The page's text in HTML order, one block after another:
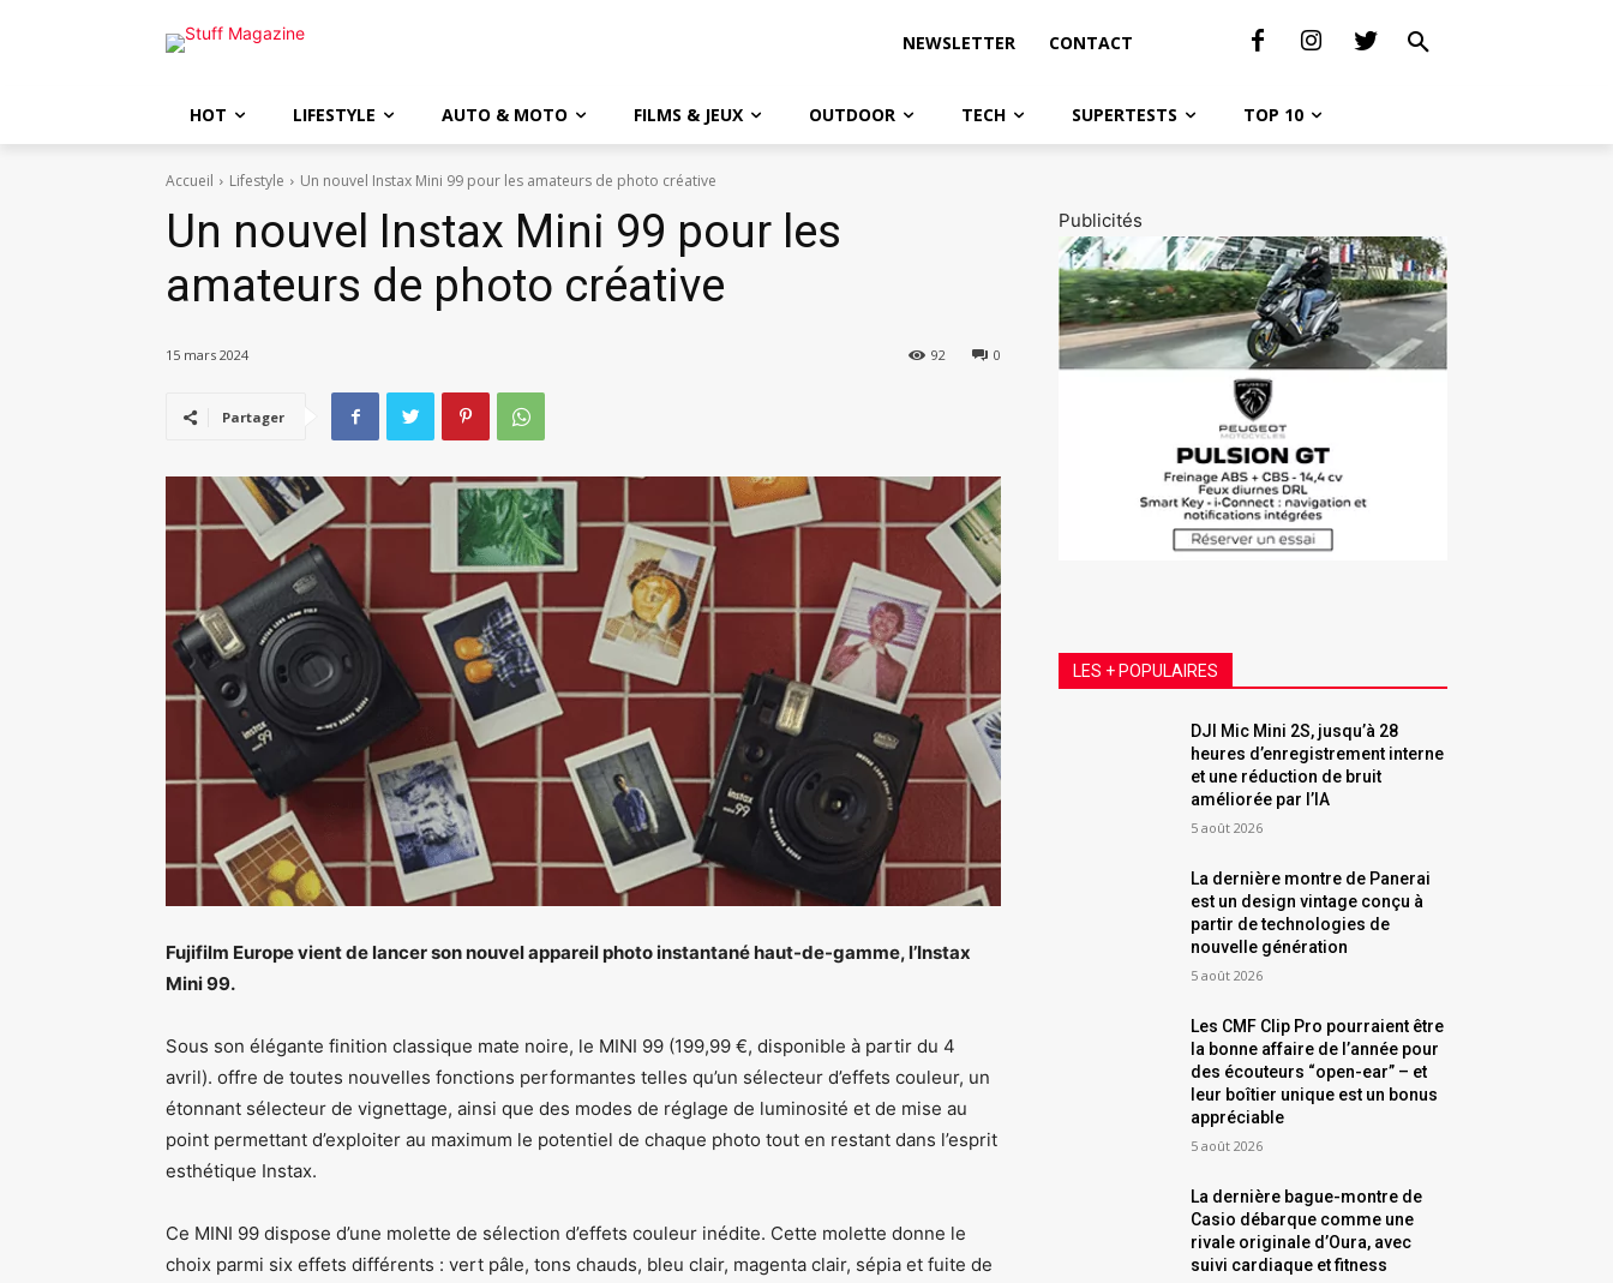
NEWSLETTER CONTACT
HOT LIFESTYLE AUTO & MOTO FILMS & JEUX OUTDOOR TECH SUPERTESTS TOP 10
Accueil Lifestyle Un nouvel Instax Mini 99 pour les amateurs de photo créative
Un nouvel Instax Mini 99 pour les
amateurs de photo créative
15 mars 2024 0
92
Partager
Fujifilm Europe vient de lancer son nouvel appareil photo instantané haut-de-gamme, l’Instax
Mini 99.
Sous son élégante finition classique mate noire, le MINI 99 (199,99 €, disponible à partir du 4
avril). offre de toutes nouvelles fonctions performantes telles qu’un sélecteur d’effets couleur, un
étonnant sélecteur de vignettage, ainsi que des modes de réglage de luminosité et de mise au
point permettant d’exploiter au maximum le potentiel de chaque photo tout en restant dans l’esprit
esthétique Instax.
Ce MINI 99 dispose d’une molette de sélection d’effets couleur inédite. Cette molette donne le
choix parmi six effets différents : vert pâle, tons chauds, bleu clair, magenta clair, sépia et fuite de
Publicités
LES + POPULAIRES
DJI Mic Mini 2S, jusqu’à 28
heures d’enregistrement interne
et une réduction de bruit
améliorée par l’IA
5 août 2026
La dernière montre de Panerai
est un design vintage conçu à
partir de technologies de
nouvelle génération
5 août 2026
Les CMF Clip Pro pourraient être
la bonne affaire de l’année pour
des écouteurs “open-ear” – et
leur boîtier unique est un bonus
appréciable
5 août 2026
La dernière bague-montre de
Casio débarque comme une
rivale originale d’Oura, avec
suivi cardiaque et fitness